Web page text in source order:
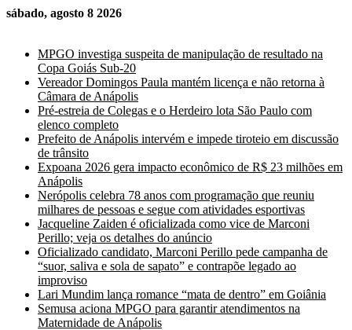
sábado, agosto 8 2026
MPGO investiga suspeita de manipulação de resultado na
Copa Goiás Sub-20
Vereador Domingos Paula mantém licença e não retorna à
Câmara de Anápolis
Pré-estreia de Colegas e o Herdeiro lota São Paulo com
elenco completo
Prefeito de Anápolis intervém e impede tiroteio em discussão
de trânsito
Expoana 2026 gera impacto econômico de R$ 23 milhões em
Anápolis
Nerópolis celebra 78 anos com programação que reuniu
milhares de pessoas e segue com atividades esportivas
Jacqueline Zaiden é oficializada como vice de Marconi
Perillo; veja os detalhes do anúncio
Oficializado candidato, Marconi Perillo pede campanha de
“suor, saliva e sola de sapato” e contrapõe legado ao
improviso
Lari Mundim lança romance “mata de dentro” em Goiânia
Semusa aciona MPGO para garantir atendimentos na
Maternidade de Anápolis